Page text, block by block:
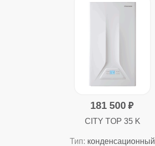
181 500
CITY TOP 35 K
Тип: конденсационный